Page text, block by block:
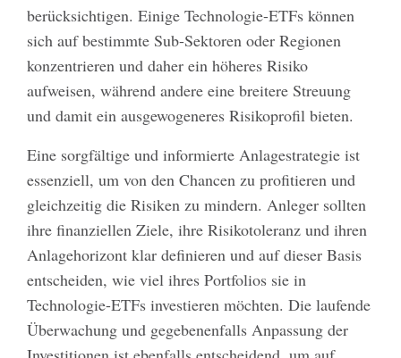
berücksichtigen. Einige Technologie-ETFs können
sich auf bestimmte Sub-Sektoren oder Regionen
konzentrieren und daher ein höheres Risiko
aufweisen, während andere eine breitere Streuung
und damit ein ausgewogeneres Risikoprofil bieten.
Eine sorgfältige und informierte Anlagestrategie ist
essenziell, um von den Chancen zu profitieren und
gleichzeitig die Risiken zu mindern. Anleger sollten
ihre finanziellen Ziele, ihre Risikotoleranz und ihren
Anlagehorizont klar definieren und auf dieser Basis
entscheiden, wie viel ihres Portfolios sie in
Technologie-ETFs investieren möchten. Die laufende
Überwachung und gegebenenfalls Anpassung der